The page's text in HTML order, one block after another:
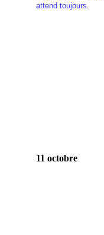
attend toujours.
11 octobre